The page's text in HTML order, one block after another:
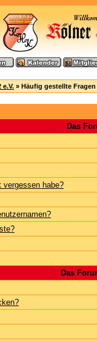
e.V. » Häufig gestellte Fragen
Das
vergessen habe?
Das